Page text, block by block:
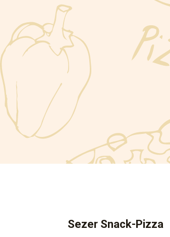
Sezer Snack-Pizza